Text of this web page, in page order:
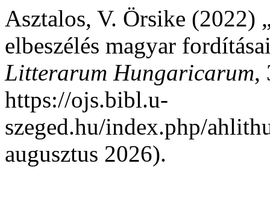
Asztalos, V. Örsike (2022)
elbeszélés magyar
Litterarum Hungaricarum,
https://ojs.bibl.u-
szeged.hu/index.php/
augusztus 2026).